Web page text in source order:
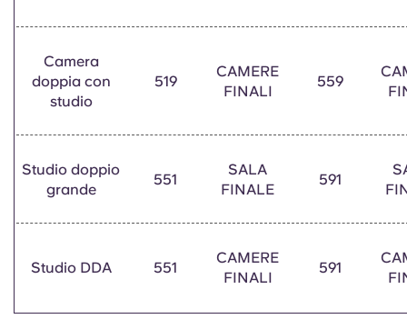
Camera
doppia con
studio
519
CAMERE
FINALI
559
Studio doppio
grande
551
SALA
FINALE
591
Studio DDA 551
CAMERE
FINALI
591